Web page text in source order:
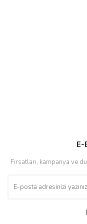
E-
Fırsatları, kampanya ve